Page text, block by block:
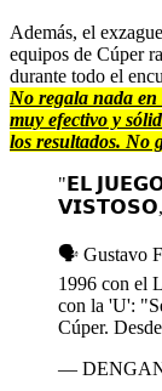
Además, el
equipos de Cúper
durante todo el
No regala nada
muy efectivo y
los resultados. No
"𝗘𝗟
𝗩𝗜𝗦𝗧𝗢𝗦𝗢,
🗣️ Gustavo
1996 con el
con la 'U':
Cúper.
—